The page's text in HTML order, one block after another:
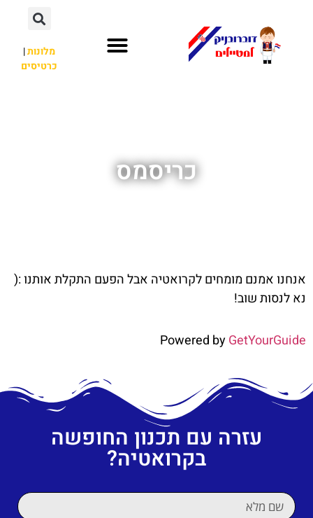
מלונות|
כרטיסים
כריסמס
אנחנו אמנם מומחים לקרואטיה אבל הפעם התקלת אותנו :(
נא לנסות שוב!
Powered byGetYourGuide
עזרה עם תכנון החופשה
בקרואטיה?